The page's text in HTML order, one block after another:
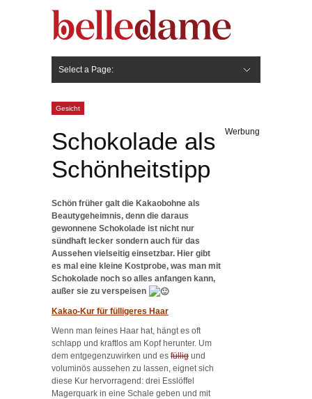
Select a Page:
Gesicht
Schokolade als
Schönheitstipp
Werbung
Schön früher galt die Kakaobohne als
Beautygeheimnis, denn die daraus
gewonnene Schokolade ist nicht nur
sündhaft lecker sondern auch für das
Aussehen vielseitig einsetzbar. Hier gibt
es mal eine kleine Kostprobe, was man mit
Schokolade noch so alles anfangen kann,
außer sie zu verspeisen
Kakao-Kur für fülligeres Haar
Wenn man feines Haar hat, hängt es oft
schlapp und kraftlos am Kopf herunter. Um
dem entgegenzuwirken und es füllig und
voluminös aussehen zu lassen, eignet sich
diese Kur hervorragend: drei Esslöffel
Magerquark in eine Schale geben und mit